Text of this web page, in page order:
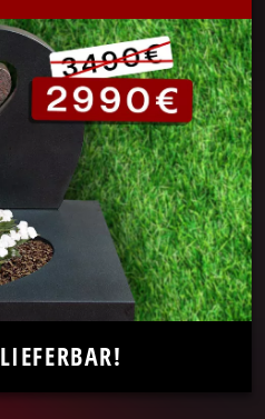
LIEFERBAR!